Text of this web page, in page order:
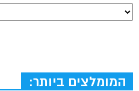
המומלצים ביותר: